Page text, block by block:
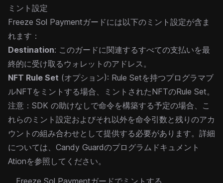
ミント設定
Freeze Sol Paymentガードには以下のミント設定が含ま
れます：
Destination: このガードに関連するすべての支払いを最
終的に受け取るウォレットのアドレス。
NFT Rule Set (オプション): Rule Setを持つプログラマブ
ルNFTをミントする場合、ミントされたNFTのRule Set。
注意：SDK の助けなしで命令を構築する予定の場合、こ
れらのミント設定およびそれ以外を命令引数と残りのアカ
ウントの組み合わせとして提供する必要があります。詳細
については、 Candy Guardのプログラムドキュメント
Ationを参照してください。
Freeze Sol Paymentガードでミントする